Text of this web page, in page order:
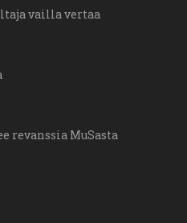
vailla vertaa
revanssia MuSasta